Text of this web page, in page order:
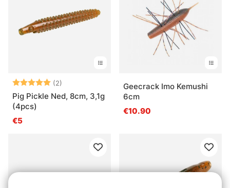
Arvio: (2)
5.0 5:sta tähdestä
Pig Pickle Ned, 8cm, 3,1g
(4pcs)
€5
Geecrack Imo Kemushi
6cm
€10.90